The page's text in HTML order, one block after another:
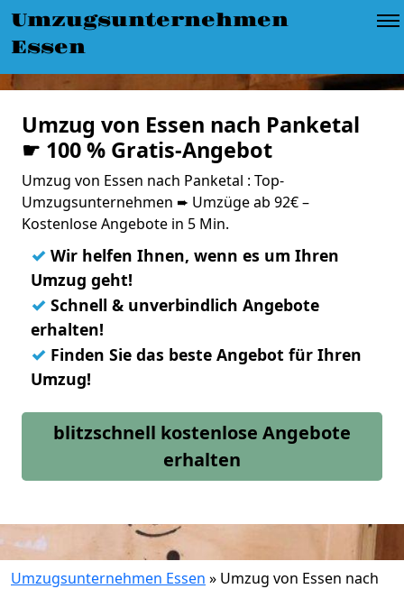
Umzugsunternehmen
Essen
Umzug von Essen nach Panketal
☛ 100 % Gratis-Angebot
Umzug von Essen nach Panketal : Top-
Umzugsunternehmen ➨ Umzüge ab 92€ –
Kostenlose Angebote in 5 Min.
✓ Wir helfen Ihnen, wenn es um Ihren
Umzug geht!
✓ Schnell & unverbindlich Angebote
erhalten!
✓ Finden Sie das beste Angebot für Ihren
Umzug!
blitzschnell kostenlose Angebote
erhalten
Umzugsunternehmen Essen » Umzug von Essen nach